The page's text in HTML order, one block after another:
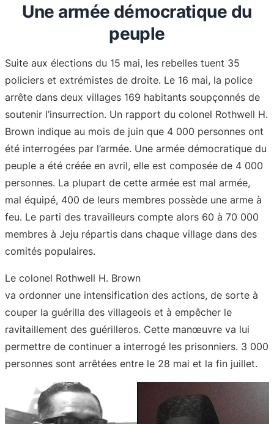
Une armée démocratique du
peuple
Suite aux élections du 15 mai, les rebelles tuent 35
policiers et extrémistes de droite. Le 16 mai, la police
arrête dans deux villages 169 habitants soupçonnés de
soutenir l’insurrection. Un rapport du colonel Rothwell H.
Brown indique au mois de juin que 4 000 personnes ont
été interrogées par l’armée. Une armée démocratique du
peuple a été créée en avril, elle est composée de 4 000
personnes. La plupart de cette armée est mal armée,
mal équipé, 400 de leurs membres possède une arme à
feu. Le parti des travailleurs compte alors 60 à 70 000
membres à Jeju répartis dans chaque village dans des
comités populaires.
Le colonel Rothwell H. Brown
va ordonner une intensification des actions, de sorte à
couper la guérilla des villageois et à empêcher le
ravitaillement des guérilleros. Cette manœuvre va lui
permettre de continuer a interrogé les prisonniers. 3 000
personnes sont arrêtées entre le 28 mai et la fin juillet.